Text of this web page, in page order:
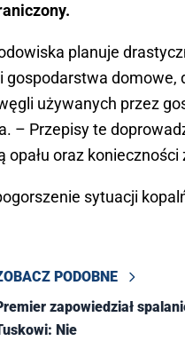
planuje
gospodarstwa
używanych przez
– Przepisy te
oraz
sytuacji
PODOBNE
zapowiedział
Nie